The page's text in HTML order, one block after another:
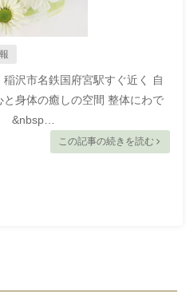
沢市名鉄国府宮駅すぐ近く 自
身体の癒しの空間 整体にわで
&nbsp…
この記事の続きを読む